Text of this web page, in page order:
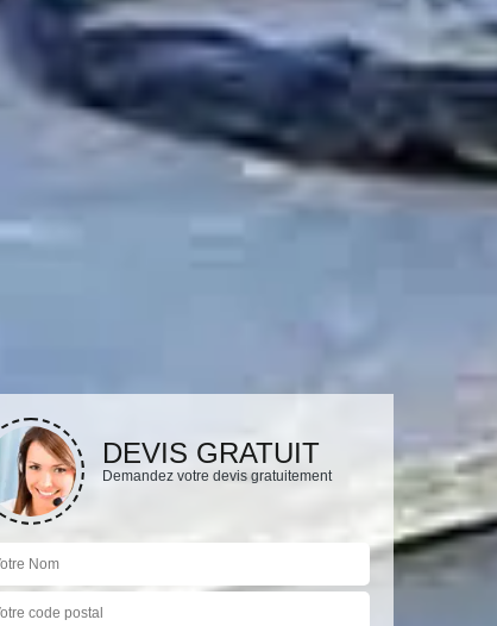
DEVIS GRATUIT
Demandez votre devis gratuitement